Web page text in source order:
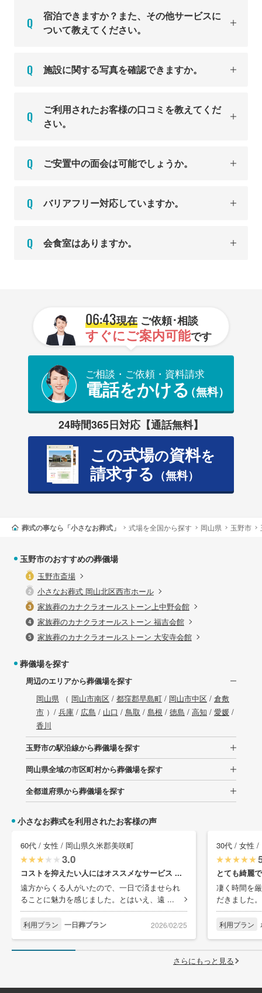
宿泊できますか？また、その他サービスに
ついて教えてください。
施設に関する写真を確認できますか。
ご利用されたお客様の口コミを教えてくだ
さい。
ご安置中の面会は可能でしょうか。
バリアフリー対応していますか。
会食室はありますか。
06:43現在ご依頼･相談
すぐにご案内可能です
ご相談・ご依頼・資料請求
電話をかける（無料）
24時間365日対応【通話無料】
この式場の資料を
請求する （無料）
葬式の事なら「小さなお葬式」 式場を全国から探す 岡山県 玉野市
玉野市のおすすめの葬儀場
玉野市斎場
小さなお葬式 岡山北区西市ホール
家族葬のカナクラオールストーン上中野会館
家族葬のカナクラオールストーン 福吉会館
家族葬のカナクラオールストーン 大安寺会館
葬儀場を探す
周辺のエリアから葬儀場を探す
岡山県（ 岡山市南区 / 都窪郡早島町/ 岡山市中区 / 倉敷
市）/ 兵庫/ 広島 / 山口 / 鳥取 / 島根 / 徳島 / 高知 / 愛媛/
香川
玉野市の駅沿線から葬儀場を探す
岡山県全域の市区町村から葬儀場を探す
全都道府県から葬儀場を探す
小さなお葬式を利用されたお客様の声
60代 / 女性 / 岡山県久米郡美咲町
3.0
コストを抑えたい人にはオススメなサービス ...
遠方からくる人がいたので、一日で済ませられ
ることに魅力を感じました。とはいえ、遠 ...
利用プラン 一日葬プラン 2026/02/25
30代 / 女性 /
とても綺麗
凄く時間を
だきました
利用プラン
さらにもっと見る